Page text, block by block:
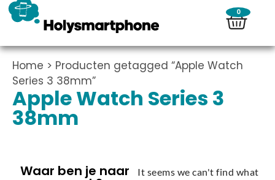
0
Home > Producten getagged “Apple Watch
Series 3 38mm”
Apple Watch Series 3
38mm
Waar ben je naar
It seems we can't find what